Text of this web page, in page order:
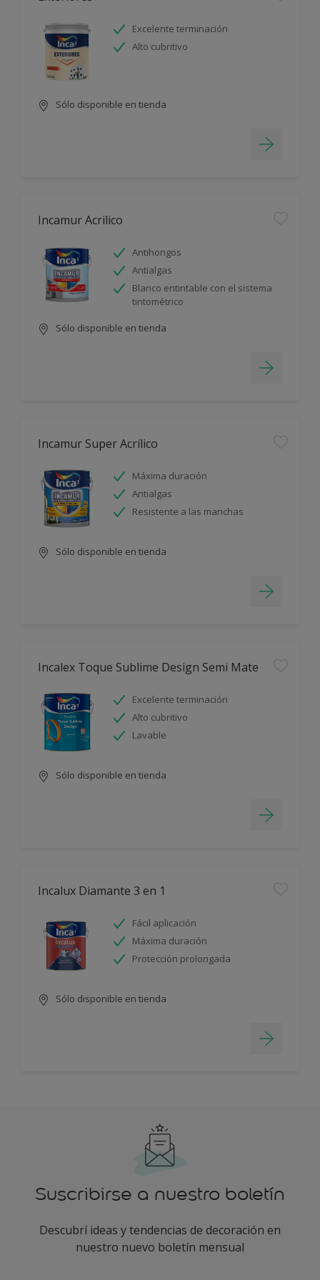
Excelente terminación
Alto cubritivo
Sólo disponible en tienda
Incamur Acrilico
Antihongos
Antialgas
Blanco entintable con el sistema
tintométrico
Sólo disponible en tienda
Incamur Super Acrílico
Máxima duración
Antialgas
Resistente a las manchas
Sólo disponible en tienda
Incalex Toque Sublime Design Semi Mate
Excelente terminación
Alto cubritivo
Lavable
Sólo disponible en tienda
Incalux Diamante 3 en 1
Fácil aplicación
Máxima duración
Protección prolongada
Sólo disponible en tienda
Suscribirse a nuestro boletín
Descubrí ideas y tendencias de decoración en
nuestro nuevo boletín mensual